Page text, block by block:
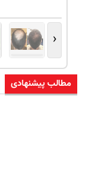
‹
مطالب پیشنهادی